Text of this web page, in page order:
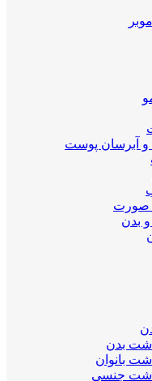
آبرسان پوست
صورت
بدن
بدن
بانوان
جنسی